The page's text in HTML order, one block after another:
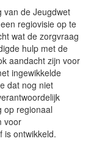
van de Jeugdwet
regiovisie op te
wat de zorgvraag
hulp met de
aandacht zijn voor
ingewikkelde
dat nog niet
op regionaal
voor
is ontwikkeld.